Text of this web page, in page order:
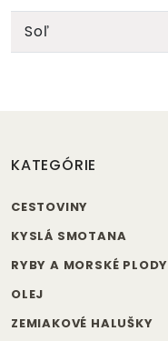
Soľ
KATEGÓRIE
CESTOVINY
KYSLÁ SMOTANA
RYBY A MORSKÉ PLODY
OLEJ
ZEMIAKOVÉ HALUŠKY